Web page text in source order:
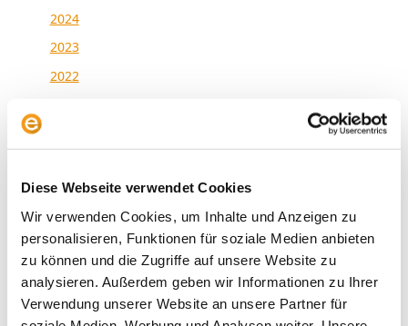
Diese Webseite verwendet Cookies
Wir verwenden Cookies, um Inhalte und Anzeigen zu
personalisieren, Funktionen für soziale Medien anbieten
zu können und die Zugriffe auf unsere Website zu
analysieren. Außerdem geben wir Informationen zu Ihrer
Verwendung unserer Website an unsere Partner für
2024
2023
2022
2018
1970
Kategorien